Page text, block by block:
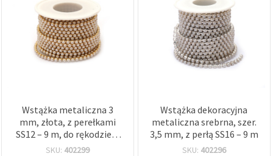
Wstążka metaliczna 3
mm, złota, z perełkami
SS12 – 9 m, do rękodzieła
DIY, biżuterii, kostiumów i
SKU: 402299
Wstążka dekoracyjna
metaliczna srebrna, szer.
3,5 mm, z perłą SS16 – 9 m
SKU: 402296